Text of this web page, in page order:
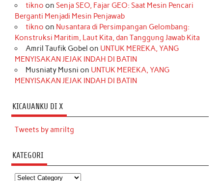
tikno on Senja SEO, Fajar GEO: Saat Mesin Pencari
Berganti Menjadi Mesin Penjawab
tikno on Nusantara di Persimpangan Gelombang:
Konstruksi Maritim, Laut Kita, dan Tanggung Jawab Kita
Amril Taufik Gobel on UNTUK MEREKA, YANG
MENYISAKAN JEJAK INDAH DI BATIN
Musniaty Musni on UNTUK MEREKA, YANG
MENYISAKAN JEJAK INDAH DI BATIN
KICAUANKU DI X
Tweets by amriltg
KATEGORI
Kategori